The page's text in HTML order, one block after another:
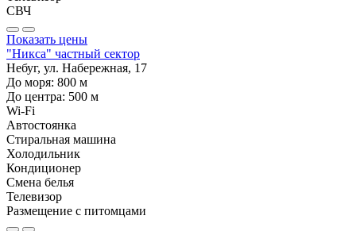
СВЧ
Показать цены
"Никса" частный сектор
Небуг, ул. Набережная, 17
До моря: 800 м
До центра: 500 м
Wi-Fi
Автостоянка
Стиральная машина
Холодильник
Кондиционер
Смена белья
Телевизор
Размещение с питомцами